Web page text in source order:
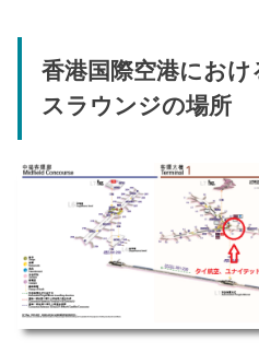
香港国際空港にお
スラウンジの場所